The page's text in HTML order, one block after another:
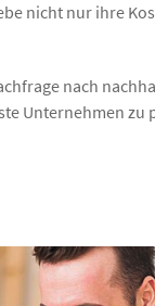
nicht nur ihre
nach
Unternehmen zu